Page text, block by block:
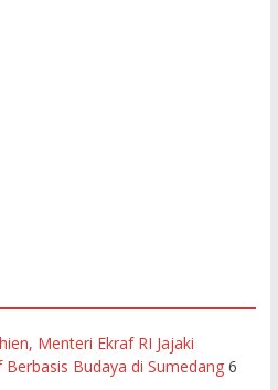
Menteri Ekraf RI Jajaki
Budaya di Sumedang 6